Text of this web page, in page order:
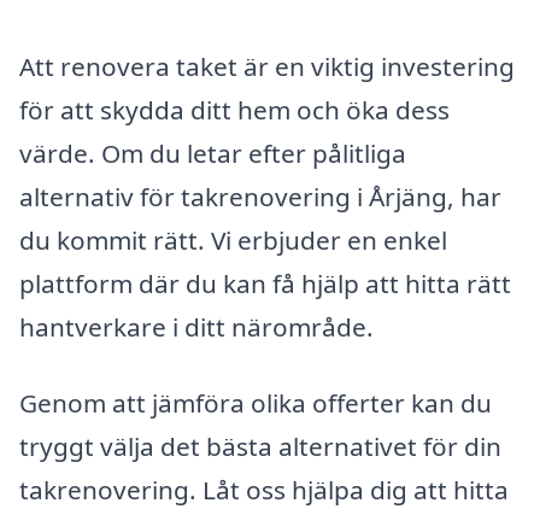
Att renovera taket är en viktig investering
för att skydda ditt hem och öka dess
värde. Om du letar efter pålitliga
alternativ för takrenovering i Årjäng, har
du kommit rätt. Vi erbjuder en enkel
plattform där du kan få hjälp att hitta rätt
hantverkare i ditt närområde.
Genom att jämföra olika offerter kan du
tryggt välja det bästa alternativet för din
takrenovering. Låt oss hjälpa dig att hitta